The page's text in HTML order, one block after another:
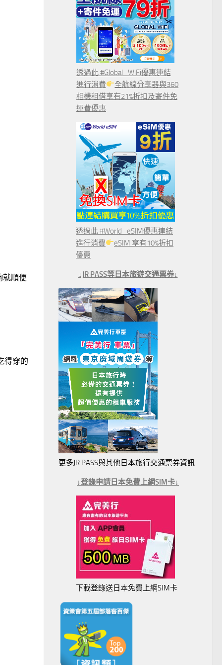
就順便
得穿的
透過此 #Global_WiFi優惠連結
進行消費
全航線分享器與360
相機租借享有21%折扣及寄件免
運費優惠
透過此 #World_eSIM優惠連結
進行消費
eSIM 享有10%折扣
優惠
↓JR PASS等日本旅遊交通票券↓
更多JR PASS與其他日本旅行交通票券資訊
↓登錄申請日本免費上網SIM卡↓
下載登錄送日本免費上網SIM卡